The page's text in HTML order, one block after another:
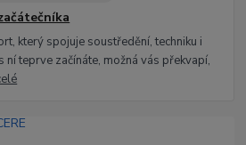
který spojuje soustředění, techniku i
ní teprve začínáte, možná vás překvapí,